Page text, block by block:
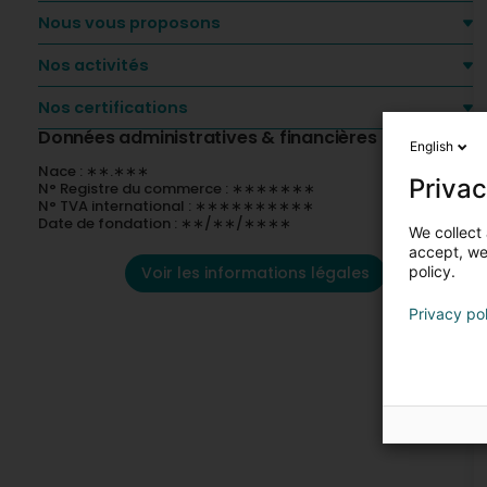
Nous vous proposons
Nos activités
Nos certifications
Données administratives & financières
Nace : ∗∗.∗∗∗
N° Registre du commerce : ∗∗∗∗∗∗∗
N° TVA international : ∗∗∗∗∗∗∗∗∗∗
Date de fondation : ∗∗/∗∗/∗∗∗∗
Voir les informations légales
English
We
accept,
policy.
Privacy